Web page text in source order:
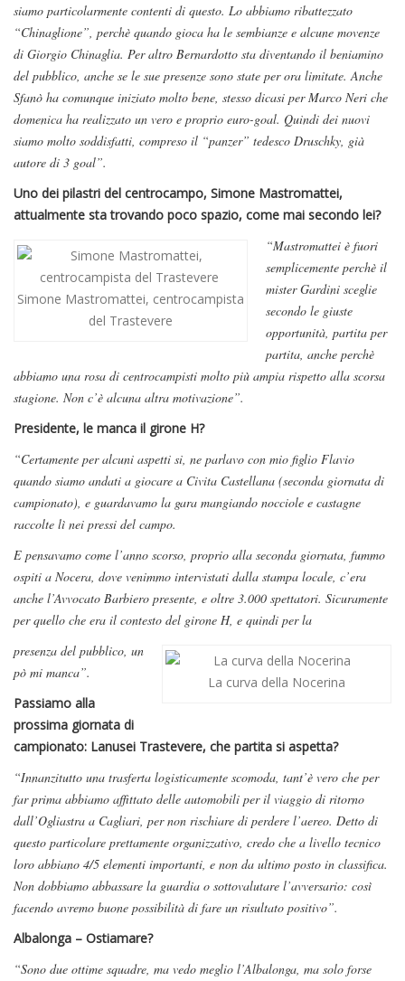
siamo particolarmente contenti di questo. Lo abbiamo ribattezzato
“Chinaglione”, perchè quando gioca ha le sembianze e alcune movenze
di Giorgio Chinaglia. Per altro Bernardotto sta diventando il beniamino
del pubblico, anche se le sue presenze sono state per ora limitate. Anche
Sfanò ha comunque iniziato molto bene, stesso dicasi per Marco Neri che
domenica ha realizzato un vero e proprio euro-goal. Quindi dei nuovi
siamo molto soddisfatti, compreso il “panzer” tedesco Druschky, già
autore di 3 goal”.
Uno dei pilastri del centrocampo, Simone Mastromattei,
attualmente sta trovando poco spazio, come mai secondo lei?
Simone Mastromattei, centrocampista
del Trastevere
“Mastromattei è fuori
semplicemente perchè il
mister Gardini sceglie
secondo le giuste
opportunità, partita per
partita, anche perchè
abbiamo una rosa di centrocampisti molto più ampia rispetto alla scorsa
stagione. Non c’è alcuna altra motivazione”.
Presidente, le manca il girone H?
“Certamente per alcuni aspetti si, ne parlavo con mio figlio Flavio
quando siamo andati a giocare a Civita Castellana (seconda giornata di
campionato), e guardavamo la gara mangiando nocciole e castagne
raccolte lì nei pressi del campo.
E pensavamo come l’anno scorso, proprio alla seconda giornata, fummo
ospiti a Nocera, dove venimmo intervistati dalla stampa locale, c’era
anche l’Avvocato Barbiero presente, e oltre 3.000 spettatori. Sicuramente
per quello che era il contesto del girone H, e quindi per la
La curva della Nocerina
presenza del pubblico, un
pò mi manca”.
Passiamo alla
prossima giornata di
campionato: Lanusei Trastevere, che partita si aspetta?
“Innanzitutto una trasferta logisticamente scomoda, tant’è vero che per
far prima abbiamo affittato delle automobili per il viaggio di ritorno
dall’Ogliastra a Cagliari, per non rischiare di perdere l’aereo. Detto di
questo particolare prettamente organizzativo, credo che a livello tecnico
loro abbiano 4/5 elementi importanti, e non da ultimo posto in classifica.
Non dobbiamo abbassare la guardia o sottovalutare l’avversario: così
facendo avremo buone possibilità di fare un risultato positivo”.
Albalonga – Ostiamare?
“Sono due ottime squadre, ma vedo meglio l’Albalonga, ma solo forse